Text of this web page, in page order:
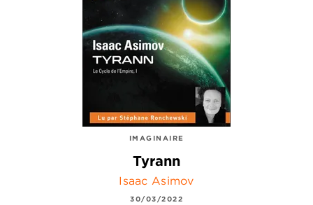
IMAGINAIRE
Tyrann
Isaac Asimov
30/03/2022